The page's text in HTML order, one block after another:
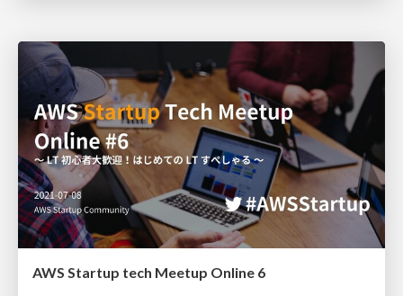
AWS Startup tech Meetup Online 6